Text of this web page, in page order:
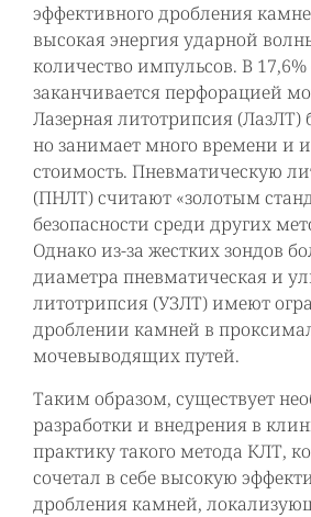
эффективного дробления
высокая энергия ударной
количество импульсов. В 17,6%
заканчивается перфорацией
Лазерная литотрипсия (ЛазЛТ)
но занимает много времени и
стоимость. Пневматическую
(ПНЛТ) считают «золотым
безопасности среди других
Однако из-за жестких зондов
диаметра пневматическая и
литотрипсия (УЗЛТ) имеют
дроблении камней в
мочевыводящих путей.
Таким образом, существует
разработки и внедрения в
практику такого метода КЛТ,
сочетал в себе высокую
дробления камней,